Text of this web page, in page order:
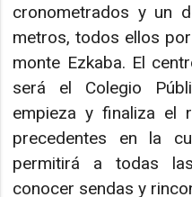
cronometrados y un
metros, todos ellos
monte Ezkaba. El
será el Colegio
empieza y finaliza el
precedentes en la
permitirá a todas
conocer sendas y